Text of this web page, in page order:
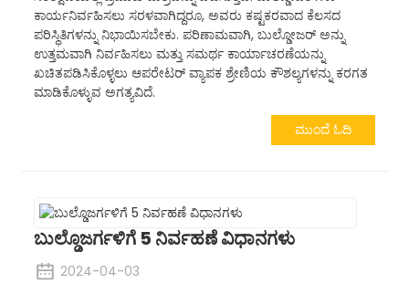
ಕಾರ್ಯನಿರ್ವಹಿಸಲು ಸರಳವಾಗಿದ್ದರೂ, ಅವರು ಕಷ್ಟಕರವಾದ ಕೆಲಸದ
ಪರಿಸ್ಥಿತಿಗಳನ್ನು ನಿಭಾಯಿಸಬೇಕು. ಪರಿಣಾಮವಾಗಿ, ಬುಲ್ಡೋಜರ್ ಅನ್ನು
ಉತ್ತಮವಾಗಿ ನಿರ್ವಹಿಸಲು ಮತ್ತು ಸಮರ್ಥ ಕಾರ್ಯಾಚರಣೆಯನ್ನು
ಖಚಿತಪಡಿಸಿಕೊಳ್ಳಲು ಆಪರೇಟರ್ ವ್ಯಾಪಕ ಶ್ರೇಣಿಯ ಕೌಶಲ್ಯಗಳನ್ನು ಕರಗತ
ಮಾಡಿಕೊಳ್ಳುವ ಅಗತ್ಯವಿದೆ.
ಮುಂದೆ ಓದಿ
ಬುಲ್ಡೊಜರ್ಗಳಿಗೆ 5 ನಿರ್ವಹಣೆ ವಿಧಾನಗಳು
2024-04-03